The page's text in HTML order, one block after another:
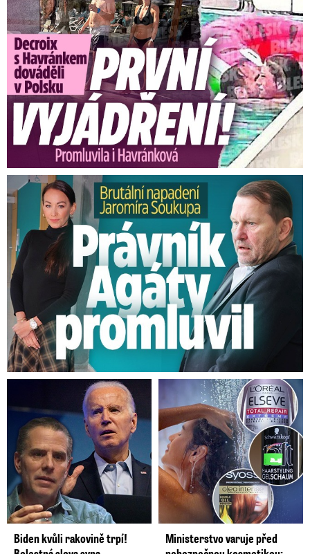
Brutální napadení Soukupa. Právník Agáty promluvil
Biden kvůli rakovině trpí!
Ministerstvo varuje před